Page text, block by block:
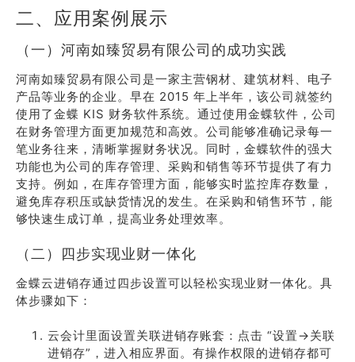
二、应用案例展示
（一）河南如臻贸易有限公司的成功实践
河南如臻贸易有限公司是一家主营钢材、建筑材料、电子
产品等业务的企业。早在 2015 年上半年，该公司就签约
使用了金蝶 KIS 财务软件系统。通过使用金蝶软件，公司
在财务管理方面更加规范和高效。公司能够准确记录每一
笔业务往来，清晰掌握财务状况。同时，金蝶软件的强大
功能也为公司的库存管理、采购和销售等环节提供了有力
支持。例如，在库存管理方面，能够实时监控库存数量，
避免库存积压或缺货情况的发生。在采购和销售环节，能
够快速生成订单，提高业务处理效率。
（二）四步实现业财一体化
金蝶云进销存通过四步设置可以轻松实现业财一体化。具
体步骤如下：
云会计里面设置关联进销存账套：点击 “设置→关联
进销存”，进入相应界面。有操作权限的进销存都可